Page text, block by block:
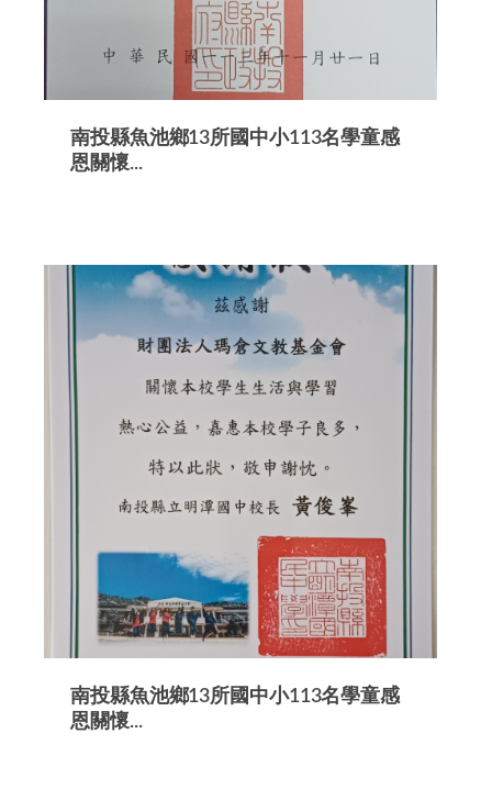
南投縣魚池鄉13所國中小113名學童感
恩關懷...
南投縣魚池鄉13所國中小113名學童感
恩關懷...